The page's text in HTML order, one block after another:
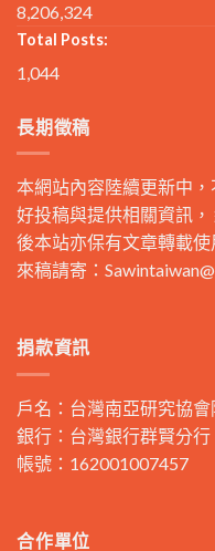
8,206,324
Total Posts:
1,044
長期徵稿
本網站內容陸續更新中
好投稿與提供相關資訊
後本站亦保有文章轉載使
來稿請寄：
捐款資訊
戶名：台灣南亞研究協會
銀行：台灣銀行群賢分行
帳號：162001007457
合作單位